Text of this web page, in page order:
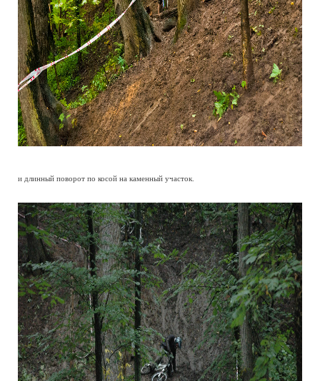
и длинный поворот по косой на каменный участок.